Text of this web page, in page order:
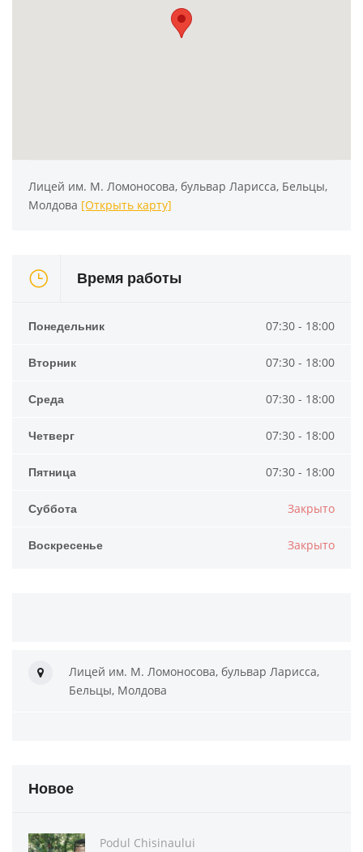
Лицей им. М. Ломоносова, бульвар Ларисса, Бельцы,
Молдова [Открыть карту]
Время работы
Понедельник 07:30 - 18:00
Вторник 07:30 - 18:00
Среда 07:30 - 18:00
Четверг 07:30 - 18:00
Пятница 07:30 - 18:00
Суббота Закрыто
Воскресенье Закрыто
Лицей им. М. Ломоносова, бульвар Ларисса,
Бельцы, Молдова
Новое
Podul Chisinaului